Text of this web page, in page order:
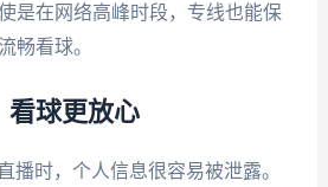
是在网络高峰时段，专线也能保
畅看球。
看球更放心
播时，个人信息很容易被泄露。